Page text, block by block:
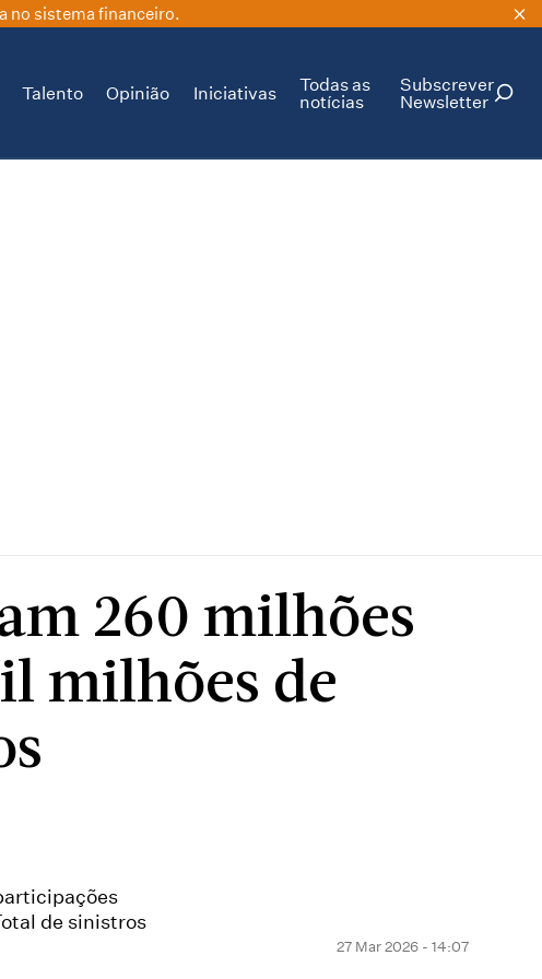
no sistema financeiro.
Talento Opinião Iniciativas
Todas as
notícias
Subscrever
Newsletter
260 milhões
milhões de
de sinistros
27 Mar 2026 - 14:07